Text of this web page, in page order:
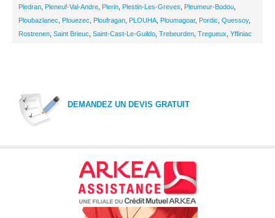
Pledran Pleneuf-Val-Andre Plerin Plestin-Les-Greves Pleumeur-Bodou
Ploubazlanec
Plouezec Ploufragan PLOUHA Ploumagoar, Pordic Quessoy,
Rostrenen Saint Brieuc Saint-Cast-Le-Guildo Trebeurden Tregueux Yffiniac
DEMANDEZ UN DEVIS GRATUIT